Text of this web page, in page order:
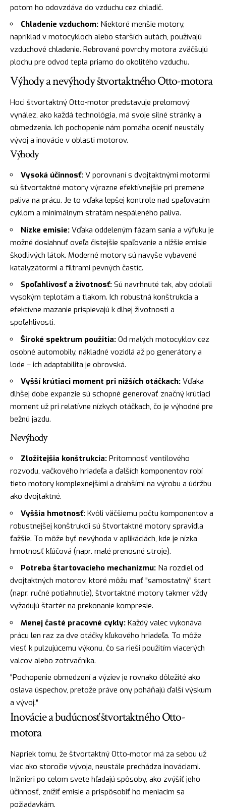
potom ho odovzdáva do vzduchu cez chladič.
Chladenie vzduchom: Niektoré menšie motory,
napríklad v motocykloch alebo starších autách, používajú
vzduchové chladenie. Rebrované povrchy motora zväčšujú
plochu pre odvod tepla priamo do okolitého vzduchu.
Výhody a nevýhody štvortaktného Otto-motora
Hoci štvortaktný Otto-motor predstavuje prelomový
vynález, ako každá technológia, má svoje silné stránky a
obmedzenia. Ich pochopenie nám pomáha oceniť neustály
vývoj a inovácie v oblasti motorov.
Výhody
Vysoká účinnosť: V porovnaní s dvojtaktnými motormi
sú štvortaktné motory výrazne efektívnejšie pri premene
paliva na prácu. Je to vďaka lepšej kontrole nad spaľovacím
cyklom a minimálnym stratám nespáleného paliva.
Nízke emisie: Vďaka oddeleným fázam sania a výfuku je
možné dosiahnuť oveľa čistejšie spaľovanie a nižšie emisie
škodlivých látok. Moderné motory sú navyše vybavené
katalyzátormi a filtrami pevných častíc.
Spoľahlivosť a životnosť: Sú navrhnuté tak, aby odolali
vysokým teplotám a tlakom. Ich robustná konštrukcia a
efektívne mazanie prispievajú k dlhej životnosti a
spoľahlivosti.
Široké spektrum použitia: Od malých motocyklov cez
osobné automobily, nákladné vozidlá až po generátory a
lode – ich adaptabilita je obrovská.
Vyšší krútiaci moment pri nižších otáčkach: Vďaka
dlhšej dobe expanzie sú schopné generovať značný krútiaci
moment už pri relatívne nízkych otáčkach, čo je výhodné pre
bežnú jazdu.
Nevýhody
Zložitejšia konštrukcia: Prítomnosť ventilového
rozvodu, vačkového hriadeľa a ďalších komponentov robí
tieto motory komplexnejšími a drahšími na výrobu a údržbu
ako dvojtaktné.
Vyššia hmotnosť: Kvôli väčšiemu počtu komponentov a
robustnejšej konštrukcii sú štvortaktné motory spravidla
ťažšie. To môže byť nevýhoda v aplikáciách, kde je nízka
hmotnosť kľúčová (napr. malé prenosné stroje).
Potreba štartovacieho mechanizmu: Na rozdiel od
dvojtaktných motorov, ktoré môžu mať "samostatný" štart
(napr. ručné potiahnutie), štvortaktné motory takmer vždy
vyžadujú štartér na prekonanie kompresie.
Menej časté pracovné cykly: Každý valec vykonáva
prácu len raz za dve otáčky kľukového hriadeľa. To môže
viesť k pulzujúcemu výkonu, čo sa rieši použitím viacerých
valcov alebo zotrvačníka.
"Pochopenie obmedzení a výziev je rovnako dôležité ako
oslava úspechov, pretože práve ony poháňajú ďalší výskum
a vývoj."
Inovácie a budúcnosť štvortaktného Otto-
motora
Napriek tomu, že štvortaktný Otto-motor má za sebou už
viac ako storočie vývoja, neustále prechádza inováciami.
Inžinieri po celom svete hľadajú spôsoby, ako zvýšiť jeho
účinnosť, znížiť emisie a prispôsobiť ho meniacim sa
požiadavkám.